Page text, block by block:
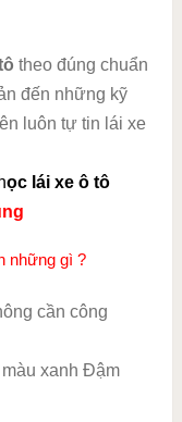
theo đúng chuẩn
đến những kỹ
luôn tự tin lái xe
ọc lái xe ô tô
những gì ?
cần công
xanh Đậm